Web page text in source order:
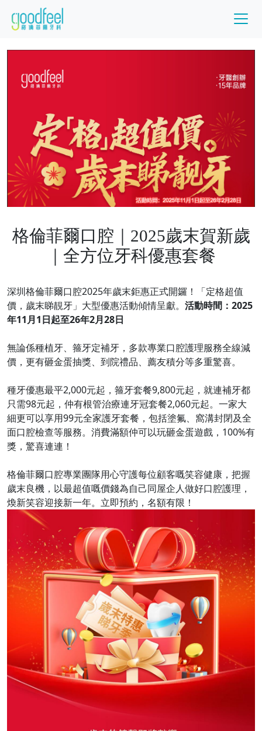
格倫菲爾口腔｜2025歲末賀新歲
｜全方位牙科優惠套餐
深圳格倫菲爾口腔2025年歲末鉅惠正式開鑼！「定格超值
價，歲末睇靚牙」大型優惠活動傾情呈獻。 活動時間：2025
年11月1日起至26年2月28日
無論係種植牙、箍牙定補牙，多款專業口腔護理服務全線減
價，更有砸金蛋抽獎、到院禮品、薦友積分等多重驚喜。
種牙優惠最平2,000元起，箍牙套餐9,800元起，就連補牙都
只需98元起，仲有根管治療連牙冠套餐2,060元起。一家大
細更可以享用99元全家護牙套餐，包括塗氟、窩溝封閉及全
面口腔檢查等服務。消費滿額仲可以玩砸金蛋遊戲，100%有
獎，驚喜連連！
格倫菲爾口腔專業團隊用心守護每位顧客嘅笑容健康，把握
歲末良機，以最超值嘅價錢為自己同屋企人做好口腔護理，
煥新笑容迎接新一年。立即預約，名額有限！